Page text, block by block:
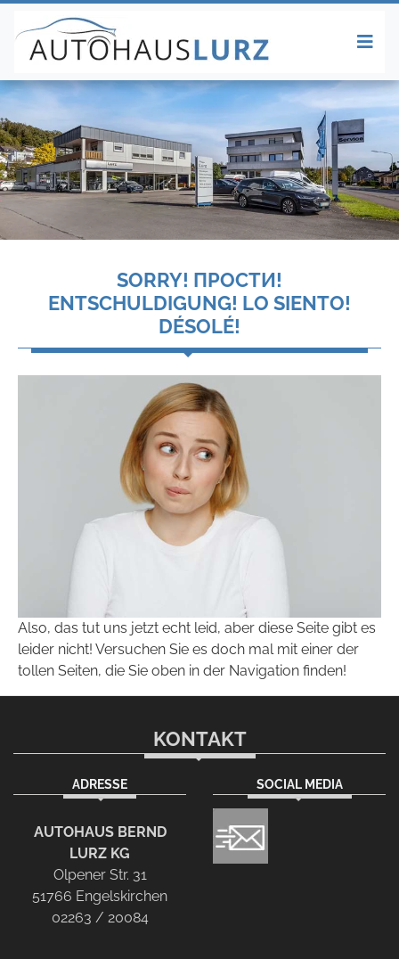
SORRY! ПРОСТИ!
ENTSCHULDIGUNG! LO SIENTO!
DÉSOLÉ!
Also, das tut uns jetzt echt leid, aber diese Seite gibt es
leider nicht! Versuchen Sie es doch mal mit einer der
tollen Seiten, die Sie oben in der Navigation finden!
KONTAKT
ADRESSE
AUTOHAUS BERND
LURZ KG
Olpener Str. 31
51766 Engelskirchen
02263 / 20084
SOCIAL MEDIA